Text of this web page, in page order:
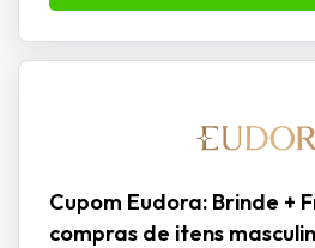
Cupom Eudora: Brinde +
compras de itens